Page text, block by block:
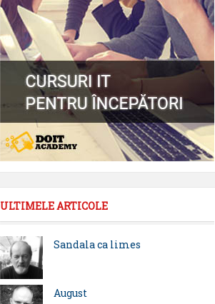
ULTIMELE ARTICOLE
Sandala ca limes
August